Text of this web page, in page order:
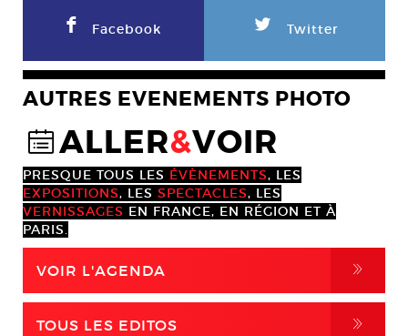
F Facebook L Twitter
AUTRES EVENEMENTS PHOTO
@ALLER&VOIR
PRESQUE TOUS LES ÉVÈNEMENTS, LES
EXPOSITIONS, LES SPECTACLES, LES
VERNISSAGES EN FRANCE, EN RÉGION ET À
PARIS.
VOIR L'AGENDA ,
TOUS LES EDITOS ,